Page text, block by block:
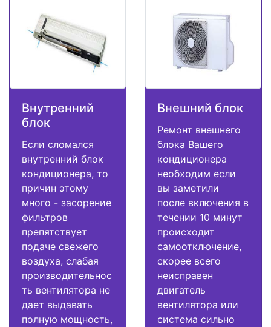
Внутренний
блок
Если сломался
внутренний блок
кондиционера, то
причин этому
много - засорение
фильтров
препятствует
подаче свежего
воздуха, слабая
производительнос
ть вентилятора не
дает выдавать
полную мощность,
Внешний блок
Ремонт внешнего
блока Вашего
кондиционера
необходим если
вы заметили
после включения в
течении 10 минут
происходит
самоотключение,
скорее всего
неисправен
двигатель
вентилятора или
система сильно